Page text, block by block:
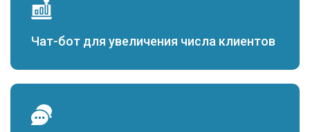
Чат-бот для увеличения числа клиентов